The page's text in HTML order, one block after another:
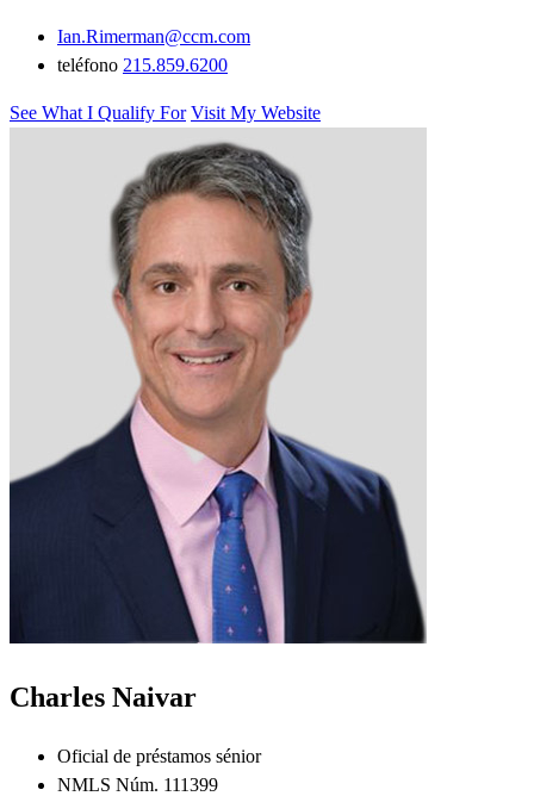
Ian.Rimerman@ccm.com
teléfono 215.859.6200
See What I Qualify For Visit My Website
Charles Naivar
Oficial de préstamos sénior
NMLS Núm. 111399